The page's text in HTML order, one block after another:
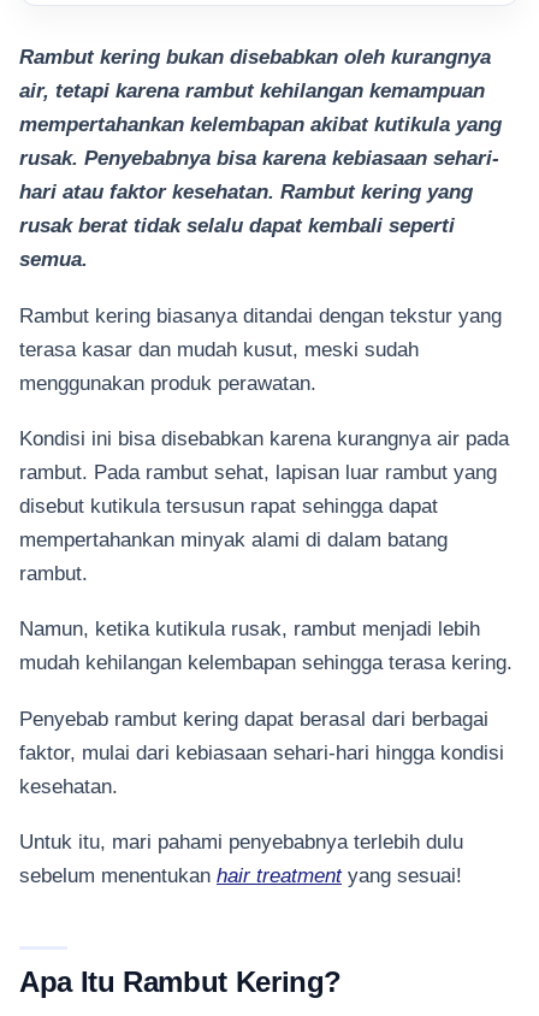
Rambut kering bukan disebabkan oleh kurangnya
air, tetapi karena rambut kehilangan kemampuan
mempertahankan kelembapan akibat kutikula yang
rusak. Penyebabnya bisa karena kebiasaan sehari-
hari atau faktor kesehatan. Rambut kering yang
rusak berat tidak selalu dapat kembali seperti
semua.
Rambut kering biasanya ditandai dengan tekstur yang
terasa kasar dan mudah kusut, meski sudah
menggunakan produk perawatan.
Kondisi ini bisa disebabkan karena kurangnya air pada
rambut. Pada rambut sehat, lapisan luar rambut yang
disebut kutikula tersusun rapat sehingga dapat
mempertahankan minyak alami di dalam batang
rambut.
Namun, ketika kutikula rusak, rambut menjadi lebih
mudah kehilangan kelembapan sehingga terasa kering.
Penyebab rambut kering dapat berasal dari berbagai
faktor, mulai dari kebiasaan sehari-hari hingga kondisi
kesehatan.
Untuk itu, mari pahami penyebabnya terlebih dulu
sebelum menentukan hair treatmentyang sesuai!
Apa Itu Rambut Kering?